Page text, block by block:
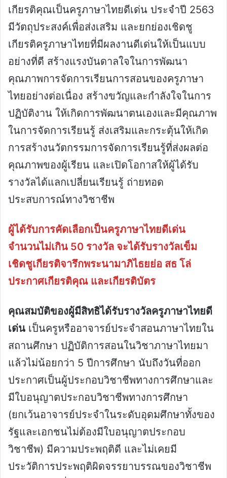
เกียรติคุณเป็นครูภาษาไทยดีเด่น ประจำปี 2563
มีวัตถุประสงค์เพื่อส่งเสริม และยกย่องเชิดชู
เกียรติครูภาษาไทยที่มีผลงานดีเด่นให้เป็นแบบ
อย่างที่ดี สร้างแรงบันดาลใจในการพัฒนา
คุณภาพการจัดการเรียนการสอนของครูภาษา
ไทยอย่างต่อเนื่อง สร้างขวัญและกำลังใจในการ
ปฏิบัติงาน ให้เกิดการพัฒนาตนเองและมีคุณภาพ
ในการจัดการเรียนรู้ ส่งเสริมและกระตุ้นให้เกิด
การสร้างนวัตกรรมการจัดการเรียนรู้ที่ส่งผลต่อ
คุณภาพของผู้เรียน และเปิดโอกาสให้ผู้ได้รับ
รางวัลได้แลกเปลี่ยนเรียนรู้ ถ่ายทอด
ประสบการณ์ทางวิชาชีพ
ผู้ได้รับการคัดเลือกเป็นครูภาษาไทยดีเด่น
จำนวนไม่เกิน 50 รางวัล จะได้รับรางวัลเข็ม
เชิดชูเกียรติจารึกพระนามาภิไธยย่อ สธ โล่
ประกาศเกียรติคุณ และเกียรติบัตร
คุณสมบัติของผู้มีสิทธิได้รับรางวัลครูภาษาไทยดี
เด่น เป็นครูหรืออาจารย์ประจำสอนภาษาไทยใน
สถานศึกษา ปฏิบัติการสอนในวิชาภาษาไทยมา
แล้วไม่น้อยกว่า 5 ปีการศึกษา นับถึงวันที่ออก
ประกาศเป็นผู้ประกอบวิชาชีพทางการศึกษาและ
มีใบอนุญาตประกอบวิชาชีพทางการศึกษา
(ยกเว้นอาจารย์ประจำในระดับอุดมศึกษาทั้งของ
รัฐและเอกชนไม่ต้องมีใบอนุญาตประกอบ
วิชาชีพ) มีความประพฤติดี และไม่เคยมี
ประวัติการประพฤติผิดจรรยาบรรณของวิชาชีพ